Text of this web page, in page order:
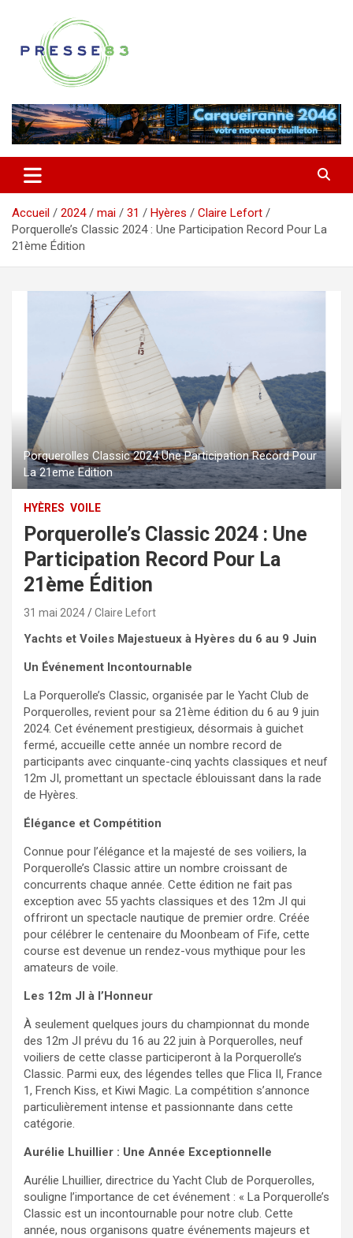
contenu
Presse 83
Accueil 2024 mai 31 Hyères
Claire Lefort
Porquerolle’s Classic 2024 : Une Participation Record Pour La
21ème Édition
Porquerolles Classic 2024 Une Participation Record Pour
La 21eme Edition
HYÈRES VOILE
Porquerolle’s Classic 2024 : Une
Participation Record Pour La
21ème Édition
31 mai 2024 Claire Lefort
Yachts et Voiles Majestueux à Hyères du 6 au 9 Juin
Un Événement Incontournable
La Porquerolle’s Classic, organisée par le Yacht Club de
Porquerolles, revient pour sa 21ème édition du 6 au 9 juin
2024. Cet événement prestigieux, désormais à guichet
fermé, accueille cette année un nombre record de
participants avec cinquante-cinq yachts classiques et neuf
12m JI, promettant un spectacle éblouissant dans la rade
de Hyères.
Élégance et Compétition
Connue pour l’élégance et la majesté de ses voiliers, la
Porquerolle’s Classic attire un nombre croissant de
concurrents chaque année. Cette édition ne fait pas
exception avec 55 yachts classiques et des 12m JI qui
offriront un spectacle nautique de premier ordre. Créée
pour célébrer le centenaire du Moonbeam of Fife, cette
course est devenue un rendez-vous mythique pour les
amateurs de voile.
Les 12m JI à l’Honneur
À seulement quelques jours du championnat du monde
des 12m JI prévu du 16 au 22 juin à Porquerolles, neuf
voiliers de cette classe participeront à la Porquerolle’s
Classic. Parmi eux, des légendes telles que Flica II, France
1, French Kiss, et Kiwi Magic. La compétition s’annonce
particulièrement intense et passionnante dans cette
catégorie.
Aurélie Lhuillier : Une Année Exceptionnelle
Aurélie Lhuillier, directrice du Yacht Club de Porquerolles,
souligne l’importance de cet événement : « La Porquerolle’s
Classic est un incontournable pour notre club. Cette
année, nous organisons quatre événements majeurs et